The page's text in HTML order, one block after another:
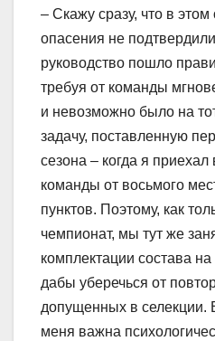
– Скажу сразу, что в
опасения не
руководство пошло
требуя от команды
и невозможно было на
задачу, поставленную
сезона – когда я
команды от восьмого
пунктов. Поэтому, как
чемпионат, мы тут же
комплектации состава
дабы уберечься от
допущенных в селекции.
меня важна